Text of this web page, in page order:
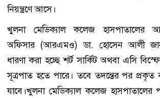
নিয়ন্ত্রণে আসে।
খুলনা মেডিক্যাল কলেজ হাসপাতালের
অফিসার (আরএমও) ডা. হোসেন আলী
ধারণা করা হচ্ছে শর্ট সার্কিট অথবা এসি
সূত্রপাত হতে পারে। তবে তদন্তের পর প্রকৃত
যাবে।খুলনা মেডিক্যাল কলেজ হাসপাতালের